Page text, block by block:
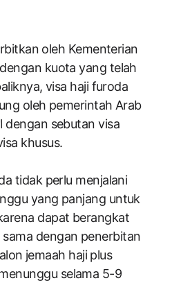
oleh Kementerian
kuota yang telah
visa haji furoda
oleh pemerintah Arab
dengan sebutan visa
khusus.
tidak perlu menjalani
yang panjang untuk
dapat berangkat
dengan penerbitan
jemaah haji plus
selama 5-9